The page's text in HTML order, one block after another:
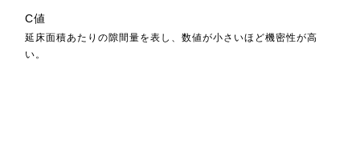
C値
延床面積あたりの隙間量を表し、数値が小さいほど機密性が高
い。